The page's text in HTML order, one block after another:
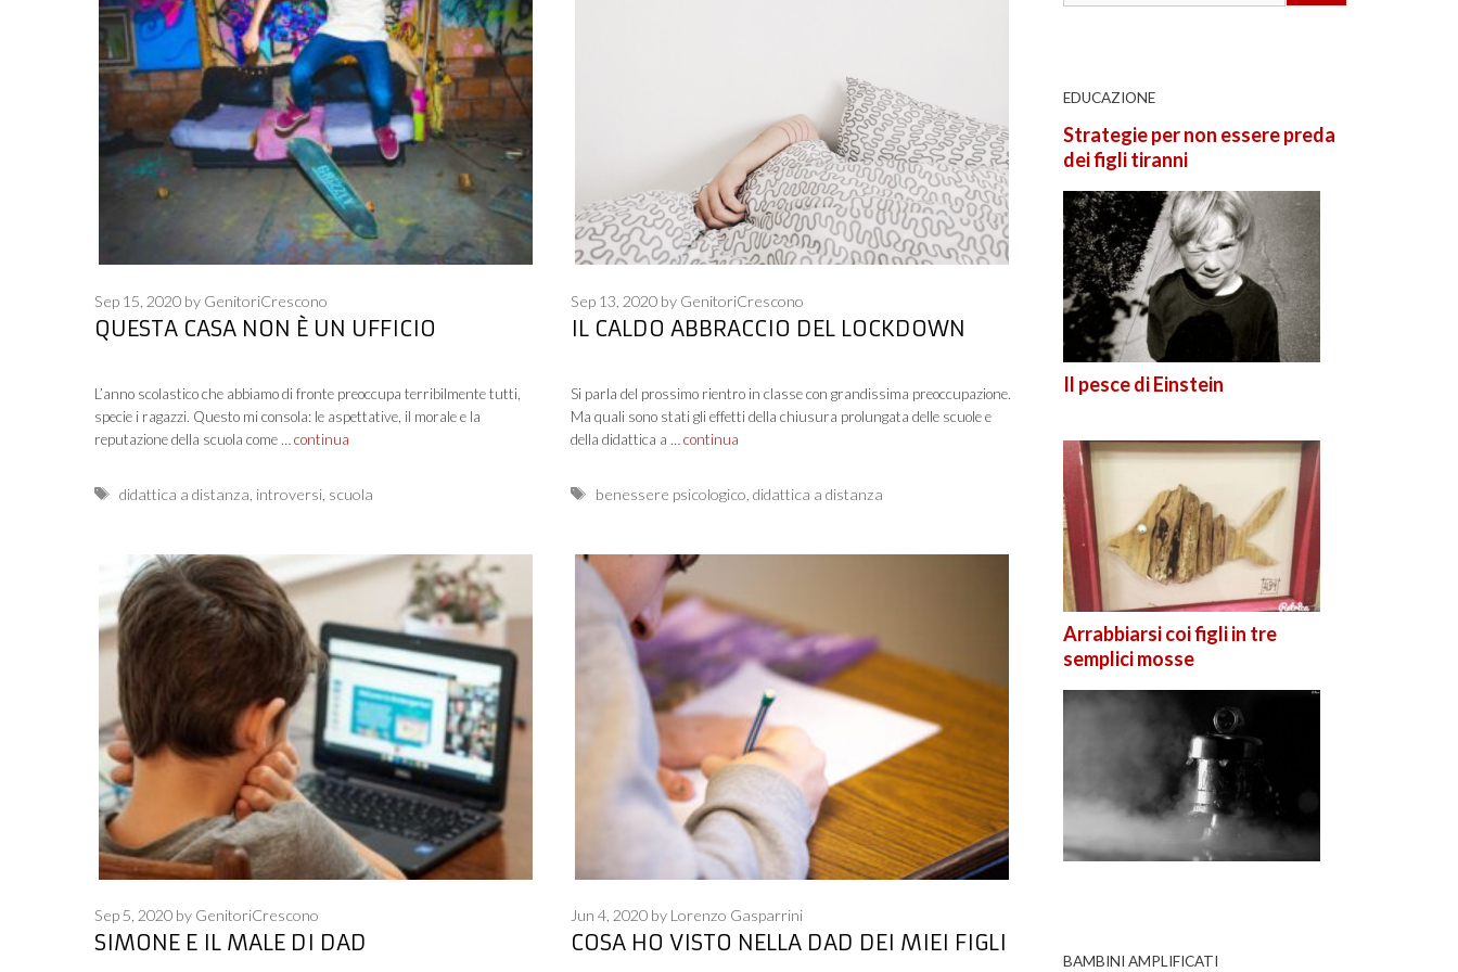
QUESTA CASA NON È UN UFFICIO
Sep 15, 2020 by GenitoriCrescono
L’anno scolastico che abbiamo di fronte preoccupa terribilmente tutti,
specie i ragazzi. Questo mi consola: le aspettative, il morale e la
reputazione della scuola come … continua
Tags
didattica a distanza introversi scuola
IL CALDO ABBRACCIO DEL LOCKDOWN
Sep 13, 2020 by GenitoriCrescono
Si parla del prossimo rientro in classe con grandissima preoccupazione.
Ma quali sono stati gli effetti della chiusura prolungata delle scuole e
della didattica a … continua
Tags
benessere psicologico didattica a distanza
SIMONE E IL MALE DI DAD
Sep 5, 2020 by GenitoriCrescono
COSA HO VISTO NELLA DAD DEI MIEI FIGLI
Jun 4, 2020 by Lorenzo Gasparrini
EDUCAZIONE
Strategie per non essere preda
dei figli tiranni
Il pesce di Einstein
Arrabbiarsi coi figli in tre
semplici mosse
BAMBINI AMPLIFICATI